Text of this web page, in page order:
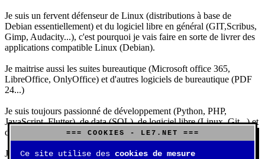
Je suis un fervent défenseur de Linux (distributions à base de
Debian essentiellement) et du logiciel libre en général (GIT,Scribus,
Gimp, Audacity...), c'est pourquoi je vais faire en sorte de livrer des
applications compatible Linux (Debian).
Je maitrise aussi les suites bureautique (Microsoft office 365,
LibreOffice, OnlyOffice) et d'autres logiciels de bureautique (PDF
24...)
Je suis toujours passionné de développement (Python, PHP,
JavaScript, Flutter), de data (SQL), de logiciel libre (Linux, Git...) et
d'IA (principalement Claude et DeepSeek).
J'aime jouer, surtout aux jeux de sociétés (Risk, Uno, Scrabble...),
=== COOKIES - LE7.NET ===
Ce site utilise des cookies de mesure